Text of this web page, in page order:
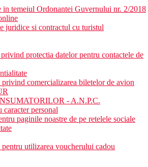
umbrele si prosoape gratuite)
copii
ani)
cu pietricele
in mare
cu steag albastru
temeiul Ordonantei Guvernului nr. 2/2018
juridice si contractul cu turistul
protectia datelor pentru contactele de
comercializarea biletelor de avion
- A.N.P.C.
caracter personal
paginile noastre de pe retelele sociale
utilizarea voucherului cadou